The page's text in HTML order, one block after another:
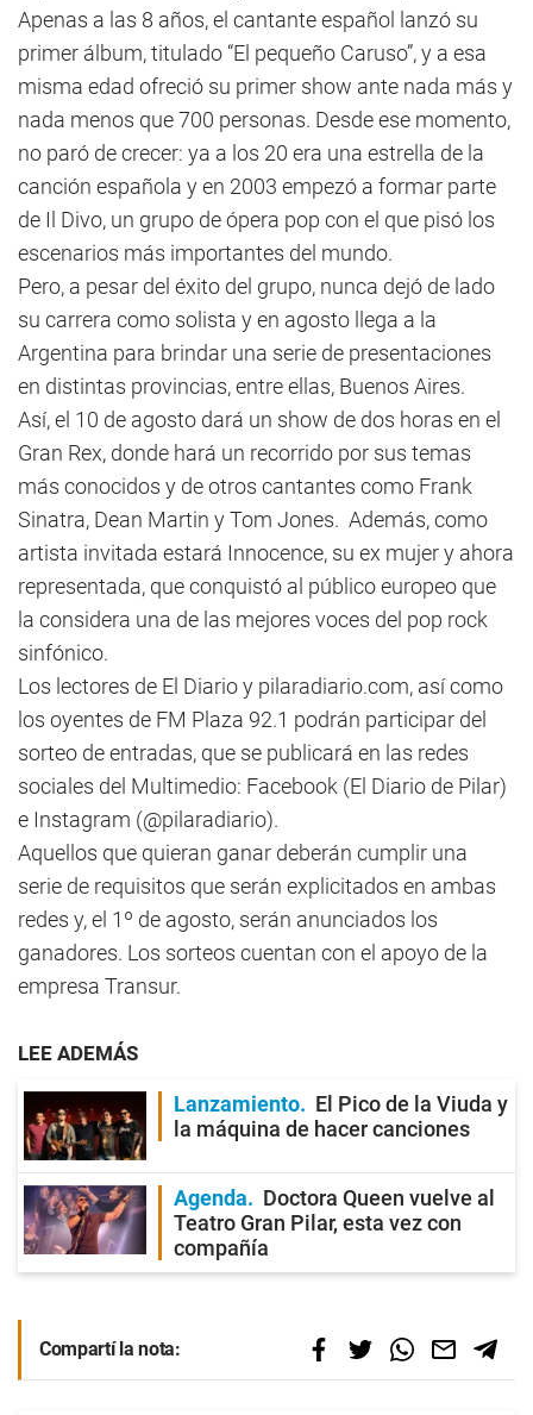
Apenas a las 8 años, el cantante español lanzó su
primer álbum, titulado “El pequeño Caruso”, y a esa
misma edad ofreció su primer show ante nada más y
nada menos que 700 personas. Desde ese momento,
no paró de crecer: ya a los 20 era una estrella de la
canción española y en 2003 empezó a formar parte
de Il Divo, un grupo de ópera pop con el que pisó los
escenarios más importantes del mundo.
Pero, a pesar del éxito del grupo, nunca dejó de lado
su carrera como solista y en agosto llega a la
Argentina para brindar una serie de presentaciones
en distintas provincias, entre ellas, Buenos Aires.
Así, el 10 de agosto dará un show de dos horas en el
Gran Rex, donde hará un recorrido por sus temas
más conocidos y de otros cantantes como Frank
Sinatra, Dean Martin y Tom Jones. Además, como
artista invitada estará Innocence, su ex mujer y ahora
representada, que conquistó al público europeo que
la considera una de las mejores voces del pop rock
sinfónico.
Los lectores de El Diario y pilaradiario.com, así como
los oyentes de FM Plaza 92.1 podrán participar del
sorteo de entradas, que se publicará en las redes
sociales del Multimedio: Facebook (El Diario de Pilar)
e Instagram (@pilaradiario).
Aquellos que quieran ganar deberán cumplir una
serie de requisitos que serán explicitados en ambas
redes y, el 1º de agosto, serán anunciados los
ganadores. Los sorteos cuentan con el apoyo de la
empresa Transur.
LEE ADEMÁS
Lanzamiento
El Pico de la Viuda y
la máquina de hacer canciones
Agenda
Doctora Queen vuelve al
Teatro Gran Pilar, esta vez con
compañía
Compartí la nota: